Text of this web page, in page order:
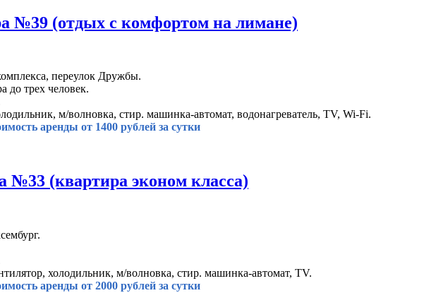
№39 (отдых с комфортом на лимане)
переулок Дружбы.
до трех человек.
м/волновка, стир. машинка-автомат, водонагреватель, TV, Wi-Fi.
аренды от 1400 рублей за сутки
№33 (квартира эконом класса)
холодильник, м/волновка, стир. машинка-автомат, TV.
аренды от 2000 рублей за сутки